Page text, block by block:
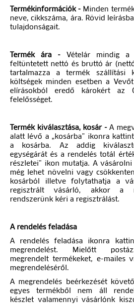
Termékinformációk - Minden
neve, cikkszáma, ára. Rövid
tulajdonságait.
Termék ára - Vételár mindig a
feltüntetett nettó és bruttó ár
tartalmazza a termék szállítási
költségek minden esetben a
elírásokból eredő károkért az
felelősséget.
Termék kiválasztása, kosár -A
alatt lévő a „kosárba” ikonra
a kosárba. Az addig
egységárát és a rendelés totál
részletei” ikon mutatja. A
még lehet növelni vagy
kosárból illetve folytathatja a
regisztrált vásárló, akkor a
rendszerünk kéri a regisztrálást.
A rendelés feladása
A rendelés feladása ikonra
megrendelést. Mielőtt
megrendelt termékeket, e-mailes
megrendeléséről.
A megrendelés beérkezését
egyes termékből nem áll
készlet valamennyi vásárlónk